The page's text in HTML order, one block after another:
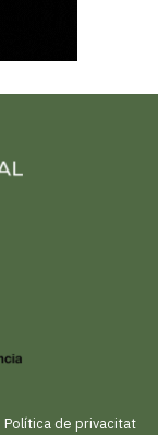
Política de privacitat